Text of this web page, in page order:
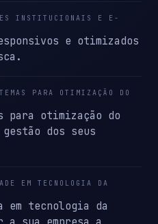
INSTITUCIONAIS E E-
e otimizados
PARA OTIMIZAÇÃO DO
para otimização do
dos seus
EM TECNOLOGIA DA
em tecnologia da